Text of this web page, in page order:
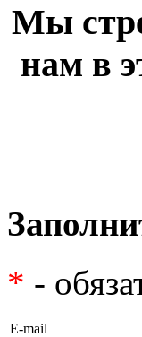
Мы
нам в
* -
E-mail